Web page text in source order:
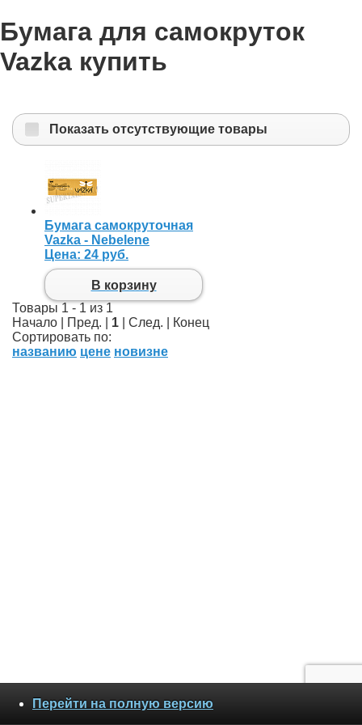
Бумага для самокруток
Vazka купить
Показать отсутствующие товары
Бумага самокруточная
Vazka - Nebelene
Цена: 24 руб.
В корзину
Товары 1 - 1 из 1
Начало | Пред. | 1 | След. | Конец
Сортировать по:
названию цене новизне
Перейти на полную версию